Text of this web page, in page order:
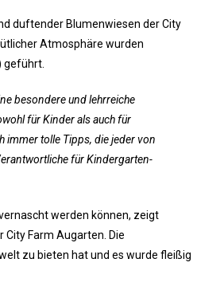
duftender Blumenwiesen der City
Atmosphäre wurden
geführt.
besondere und lehrreiche
für Kinder als auch für
immer tolle Tipps, die jeder von
für Kindergarten-
werden können, zeigt
Farm Augarten. Die
zu bieten hat und es wurde fleißig